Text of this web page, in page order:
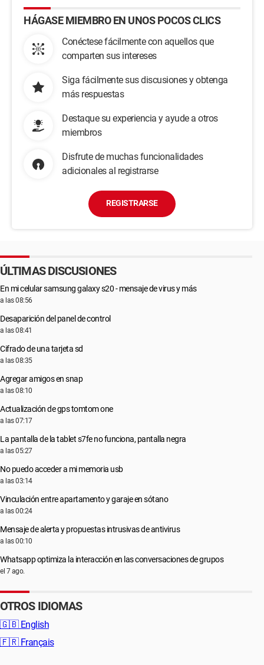
HÁGASE MIEMBRO EN UNOS POCOS CLICS
Conéctese fácilmente con aquellos que
comparten sus intereses
Siga fácilmente sus discusiones y obtenga
más respuestas
Destaque su experiencia y ayude a otros
miembros
Disfrute de muchas funcionalidades
adicionales al registrarse
REGISTRARSE
ÚLTIMAS DISCUSIONES
En mi celular samsung galaxy s20 - mensaje de virus y más
a las 08:56
Desaparición del panel de control
a las 08:41
Cifrado de una tarjeta sd
a las 08:35
Agregar amigos en snap
a las 08:10
Actualización de gps tomtom one
a las 07:17
La pantalla de la tablet s7fe no funciona, pantalla negra
a las 05:27
No puedo acceder a mi memoria usb
a las 03:14
Vinculación entre apartamento y garaje en sótano
a las 00:24
Mensaje de alerta y propuestas intrusivas de antivirus
a las 00:10
Whatsapp optimiza la interacción en las conversaciones de grupos
el 7 ago.
OTROS IDIOMAS
🇬🇧 English
🇫🇷 Français